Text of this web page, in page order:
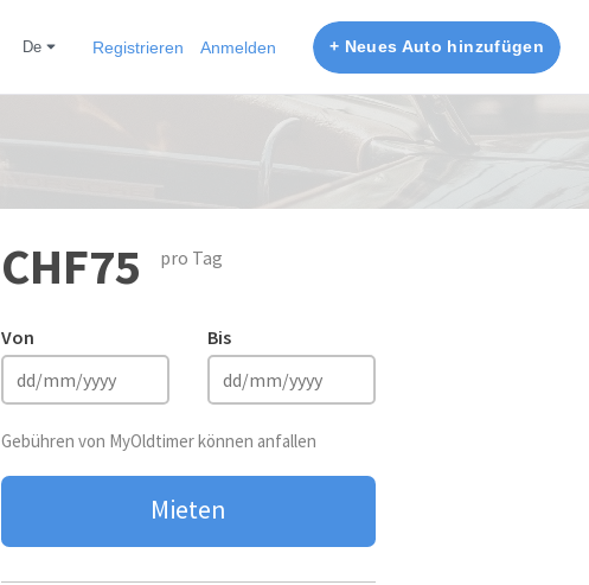
de Registrieren Anmelden + Neues Auto hinzufügen
CHF75 pro Tag
Von Bis
Gebühren von MyOldtimer können anfallen
Mieten